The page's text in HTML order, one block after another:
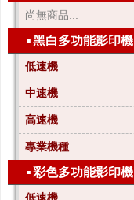
尚無商品...
▪黑白多功能影印機
低速機
中速機
高速機
專業機種
▪彩色多功能影印機